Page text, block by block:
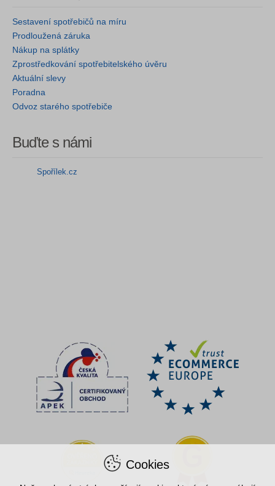
Sestavení spotřebičů na míru
Prodloužená záruka
Nákup na splátky
Zprostředkování spotřebitelského úvěru
Aktuální slevy
Poradna
Odvoz starého spotřebiče
Buďte s námi
Spořílek.cz
Cookies